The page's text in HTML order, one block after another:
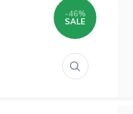
-46%
SALE